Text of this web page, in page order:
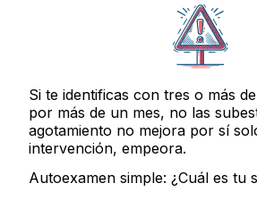
Si te identificas con tres o más
por más de un mes, no las
agotamiento no mejora por sí
intervención, empeora.
Autoexamen simple: ¿Cuál es tu